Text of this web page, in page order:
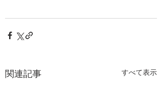
関連記事 すべて表示